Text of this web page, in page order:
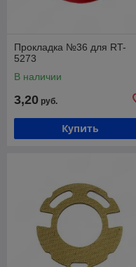
Прокладка №36 для RT-
5273
В наличии
3,20 руб.
Купить